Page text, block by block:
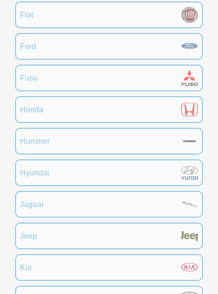
Fiat
Ford
Fuso
Honda
Hummer
Hyundai
Jaguar
Jeep
Kia